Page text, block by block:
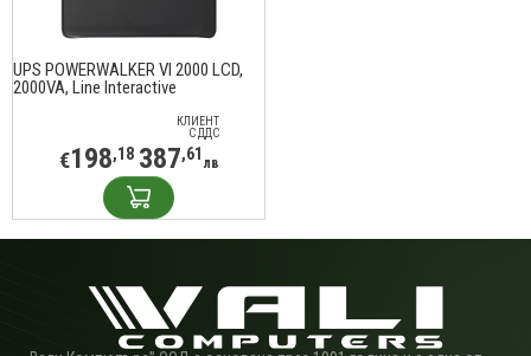
UPS POWERWALKER VI 2000 LCD,
2000VA, Line Interactive
КЛИЕНТ
С ДДС
€198,18 387,61 лв